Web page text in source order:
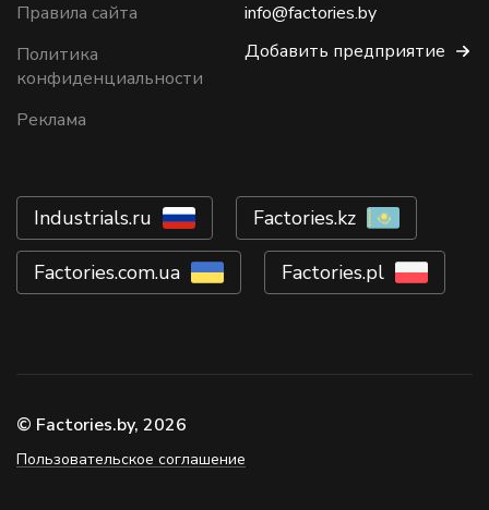
Правила сайта
Политика
конфиденциальности
Реклама
info@factories.by
Добавить предприятие
Industrials.ru Factories.kz
Factories.com.ua Factories.pl
© Factories.by, 2026
Пользовательское соглашение